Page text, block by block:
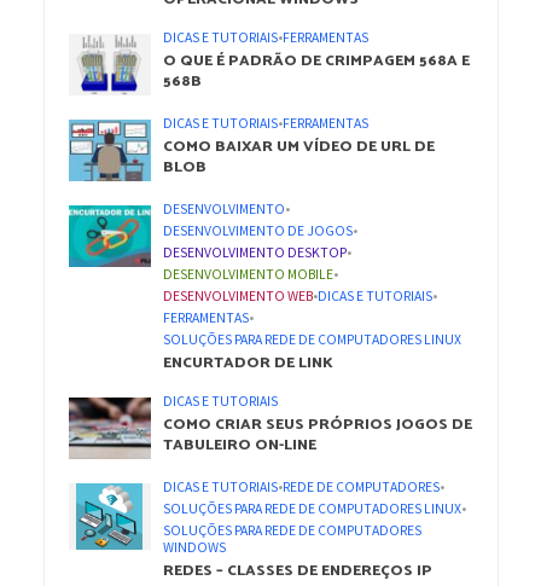
DICAS E TUTORIAIS•FERRAMENTAS
O QUE É PADRÃO DE CRIMPAGEM 568A E
568B
DICAS E TUTORIAIS•FERRAMENTAS
COMO BAIXAR UM VÍDEO DE URL DE
BLOB
DESENVOLVIMENTO•
DESENVOLVIMENTO DE JOGOS•
DESENVOLVIMENTO DESKTOP•
DESENVOLVIMENTO MOBILE•
DESENVOLVIMENTO WEB•DICAS E TUTORIAIS•
FERRAMENTAS•
SOLUÇÕES PARA REDE DE COMPUTADORES LINUX
ENCURTADOR DE LINK
DICAS E TUTORIAIS
COMO CRIAR SEUS PRÓPRIOS JOGOS DE
TABULEIRO ON-LINE
DICAS E TUTORIAIS•REDE DE COMPUTADORES•
SOLUÇÕES PARA REDE DE COMPUTADORES LINUX•
SOLUÇÕES PARA REDE DE COMPUTADORES
WINDOWS
REDES – CLASSES DE ENDEREÇOS IP